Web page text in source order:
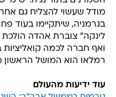
מודל שעשוי להצליח גם
בגרמניה, שיתקיימו בעוד
לינקה" צוברת אהדה הולכת
ואף חברה לכמה קואליציות
רמלאו הוא המושל
עוד ידיעות מהעולם